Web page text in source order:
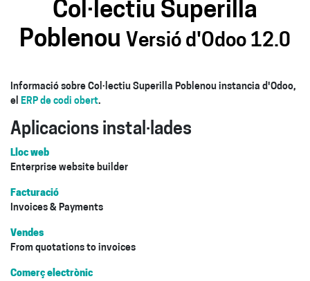
Col·lectiu Superilla
Poblenou Versió d'Odoo 12.0
Informació sobre Col·lectiu Superilla Poblenou instancia d'Odoo,
el ERP de codi obert.
Aplicacions instal·lades
Lloc web
Enterprise website builder
Facturació
Invoices & Payments
Vendes
From quotations to invoices
Comerç electrònic